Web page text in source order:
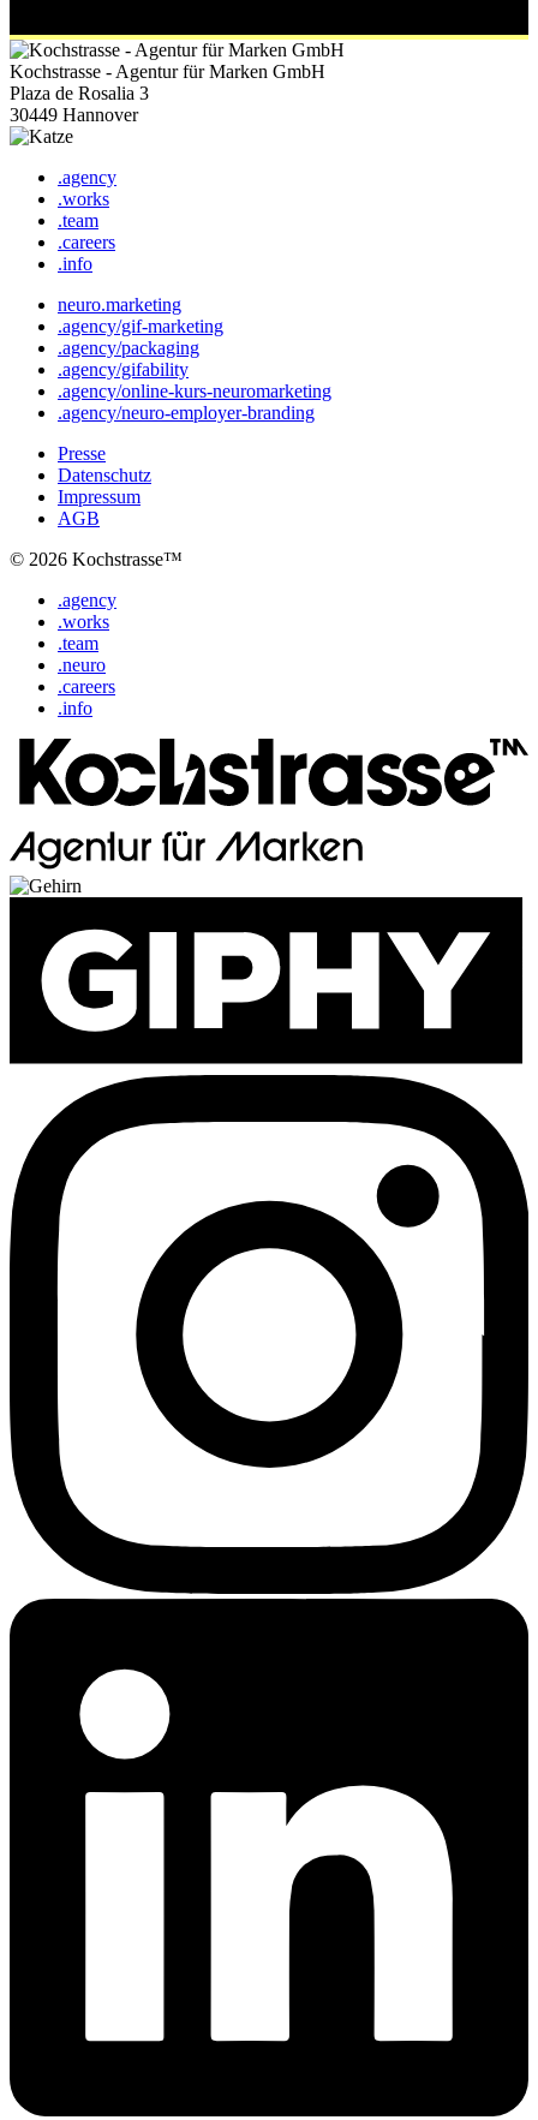
Kochstrasse - Agentur für Marken GmbH
Plaza de Rosalia 3
30449 Hannover
.agency
.works
.team
.careers
.info
neuro.marketing
.agency/gif-marketing
.agency/packaging
.agency/gifability
.agency/online-kurs-neuromarketing
.agency/neuro-employer-branding
Presse
Datenschutz
Impressum
AGB
© 2026 Kochstrasse™
.agency
.works
.team
.neuro
.careers
.info